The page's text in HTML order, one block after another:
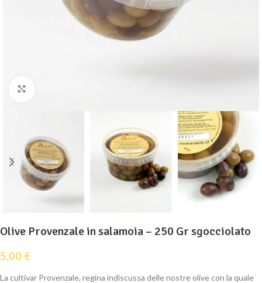
Olive Provenzale in salamoia – 250 Gr sgocciolato
5,00 €
La cultivar Provenzale, regina indiscussa delle nostre olive con la quale